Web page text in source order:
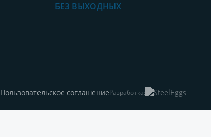
БЕЗ ВЫХОДНЫХ
Пользовательское соглашениеРазработка: